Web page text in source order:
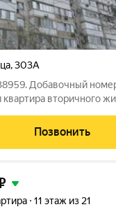
,303А
Добавочный
вторичного
54.00 кв.м., из них 9
является
Позвонить
11 этаж из 21